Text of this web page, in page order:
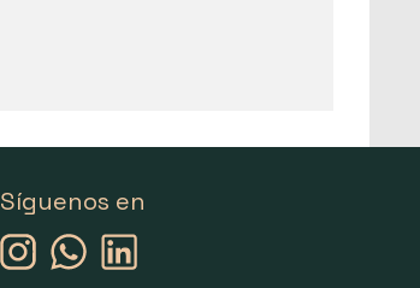
Síguenos en